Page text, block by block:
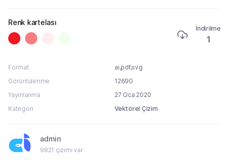
Renk kartelası
İndirilme
1
Format
ai,pdf,svg
Görüntülenme
12690
Yayınlanma
27 Oca 2020
Kategori
Vektörel Çizim
admin
9821 çizimi var